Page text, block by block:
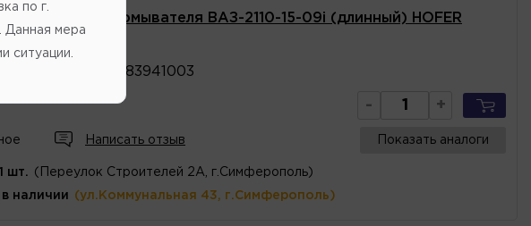
жидкости омывателя ВАЗ-2110-15-09i (длинный) HOFER
:HF750980
21083383941003
- +
Написать отзыв Показать аналоги
1 шт. (Переулок Строителей 2А, г.Симферополь)
в наличии (ул.Коммунальная 43, г.Симферополь)
по г.
Данная мера
ситуации.